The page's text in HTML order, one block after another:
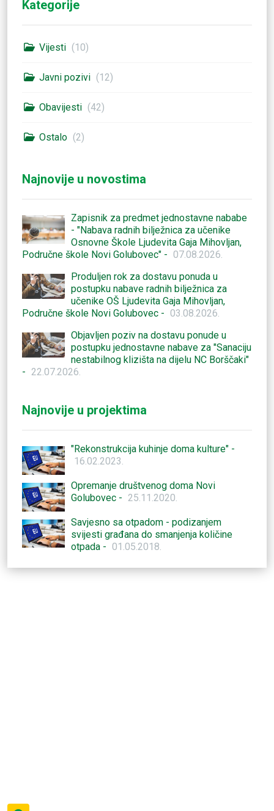
Kategorije
Vijesti (10)
Javni pozivi (12)
Obavijesti (42)
Ostalo (2)
Najnovije u novostima
Zapisnik za predmet jednostavne nababe
- "Nabava radnih bilježnica za učenike
Osnovne Škole Ljudevita Gaja Mihovljan,
Područne škole Novi Golubovec" - 07.08.2026.
Produljen rok za dostavu ponuda u
postupku nabave radnih bilježnica za
učenike OŠ Ljudevita Gaja Mihovljan,
Područne škole Novi Golubovec - 03.08.2026.
Objavljen poziv na dostavu ponude u
postupku jednostavne nabave za "Sanaciju
nestabilnog klizišta na dijelu NC Borščaki"
- 22.07.2026.
Najnovije u projektima
"Rekonstrukcija kuhinje doma kulture" -
16.02.2023.
Opremanje društvenog doma Novi
Golubovec - 25.11.2020.
Savjesno sa otpadom - podizanjem
svijesti građana do smanjenja količine
otpada - 01.05.2018.